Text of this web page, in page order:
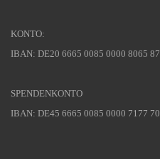
KONTO:
IBAN: DE20 6665 0085 0000 8065 87
SPENDENKONTO
IBAN: DE45 6665 0085 0000 7177 70